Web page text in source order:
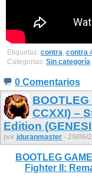
Etiquetas: contra contra
Categorías: Sin categoría
0 Comentarios
BOOTLEG
CCXXI) –
Edition
por jduranmaster - 29/06/
BOOTLEG
Fighter II: